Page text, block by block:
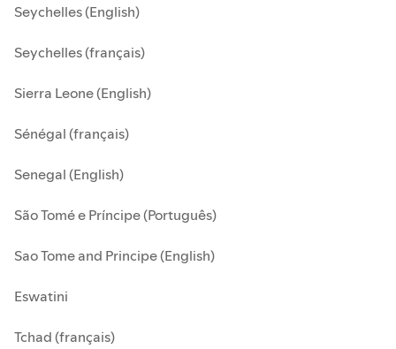
Seychelles (English)
Seychelles (français)
Sierra Leone (English)
Sénégal (français)
Senegal (English)
São Tomé e Príncipe (Português)
Sao Tome and Principe (English)
Eswatini
Tchad (français)